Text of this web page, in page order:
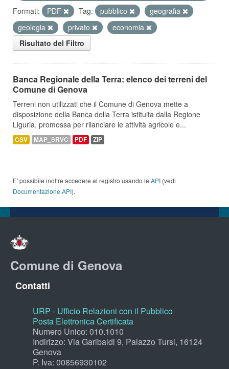
Formati:
PDF Tag: pubblico
geografia
geologia
privato
economia
Risultato del Filtro
Banca Regionale della Terra: elenco dei terreni del
Comune di Genova
Terreni non utilizzati che il Comune di Genova mette a
disposizione della Banca della Terra istituita dalla Regione
Liguria, promossa per rilanciare le attività agricole e...
CSV MAP_SRVC PDF ZIP
E' possibile inoltre accedere al registro usando le API (vedi
Documentazione API).
Comune di Genova
Contatti
URP - Ufficio Relazioni con il Pubblico
Posta Elettronica Certificata
Numero Unico: 010.1010
Indirizzo: Via Garibaldi 9, Palazzo Tursi, 16124
Genova
P. Iva: 00856930102